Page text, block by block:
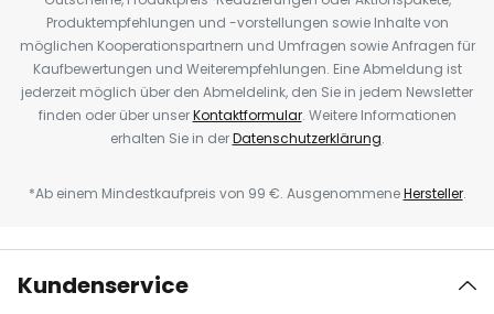
Produktempfehlungen und -vorstellungen sowie Inhalte von
möglichen Kooperationspartnern und Umfragen sowie Anfragen für
Kaufbewertungen und Weiterempfehlungen. Eine Abmeldung ist
jederzeit möglich über den Abmeldelink, den Sie in jedem Newsletter
finden oder über unserKontaktformular. Weitere Informationen
erhalten Sie in derDatenschutzerklärung.
*Ab einem Mindestkaufpreis von 99 €. AusgenommeneHersteller.
Kundenservice